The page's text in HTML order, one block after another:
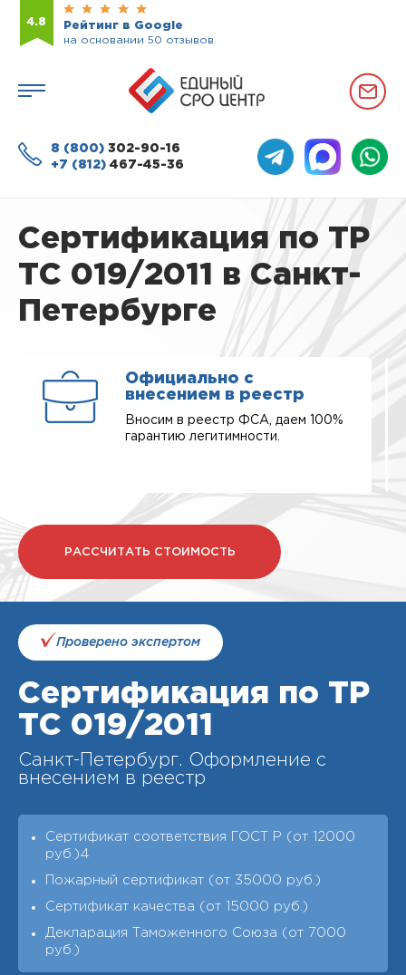
4.8
Рейтинг в Google
на основании 50 отзывов
8 (800) 302-90-16
+7 (812) 467-45-36
Сертификация по ТР
ТС 019/2011 в Санкт-
Петербурге
Официально с
внесением в реестр
Вносим в реестр ФСА, даем 100%
гарантию легитимности.
РАССЧИТАТЬ СТОИМОСТЬ
Проверено экспертом
Сертификация по ТР
ТС 019/2011
Санкт-Петербург. Оформление с
внесением в реестр
Сертификат соответствия ГОСТ Р (от 12000
руб.)4
Пожарный сертификат (от 35000 руб.)
Сертификат качества (от 15000 руб.)
Декларация Таможенного Союза (от 7000
руб.)